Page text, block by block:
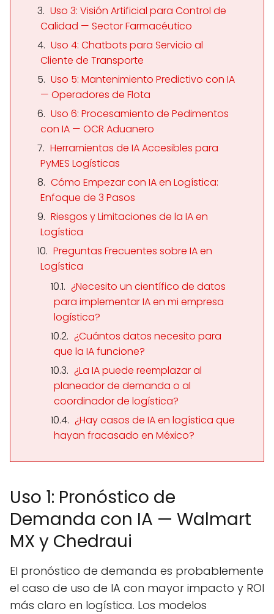
Uso 3: Visión Artificial para Control de
Calidad — Sector Farmacéutico
Uso 4: Chatbots para Servicio al
Cliente de Transporte
Uso 5: Mantenimiento Predictivo con IA
— Operadores de Flota
Uso 6: Procesamiento de Pedimentos
con IA — OCR Aduanero
Herramientas de IA Accesibles para
PyMES Logísticas
Cómo Empezar con IA en Logística:
Enfoque de 3 Pasos
Riesgos y Limitaciones de la IA en
Logística
Preguntas Frecuentes sobre IA en
Logística
¿Necesito un científico de datos
para implementar IA en mi empresa
logística?
¿Cuántos datos necesito para
que la IA funcione?
¿La IA puede reemplazar al
planeador de demanda o al
coordinador de logística?
¿Hay casos de IA en logística que
hayan fracasado en México?
Uso 1: Pronóstico de
Demanda con IA — Walmart
MX y Chedraui
El pronóstico de demanda es probablemente
el caso de uso de IA con mayor impacto y ROI
más claro en logística. Los modelos